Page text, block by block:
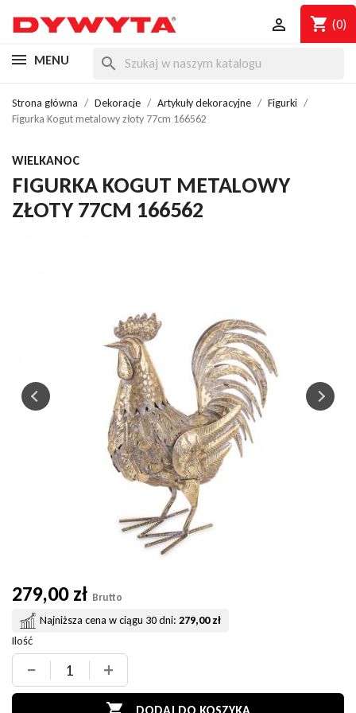
shopping_cart (0)

MENU search
Strona główna Dekoracje Artykuły dekoracyjne
Figurki
Figurka Kogut metalowy złoty 77cm 166562
WIELKANOC
FIGURKA KOGUT METALOWY
ZŁOTY 77CM 166562
279,00 zł Brutto
Najniższa cena w ciągu 30 dni: 279,00 zł
Ilość
− +